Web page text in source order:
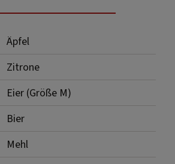
Äpfel
Zitrone
Eier (Größe M)
Bier
Mehl